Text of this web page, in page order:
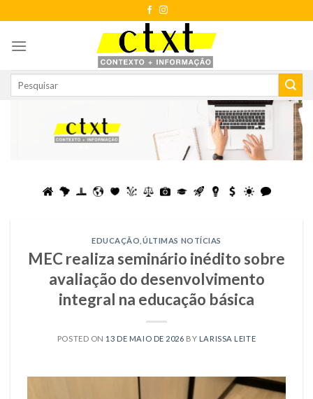
to
content
EDUCAÇÃO ,ÚLTIMAS NOTÍCIAS
MEC realiza seminário inédito sobre
avaliação do desenvolvimento
integral na educação básica
POSTED ON 13 DE MAIO DE 2026 BY LARISSA LEITE